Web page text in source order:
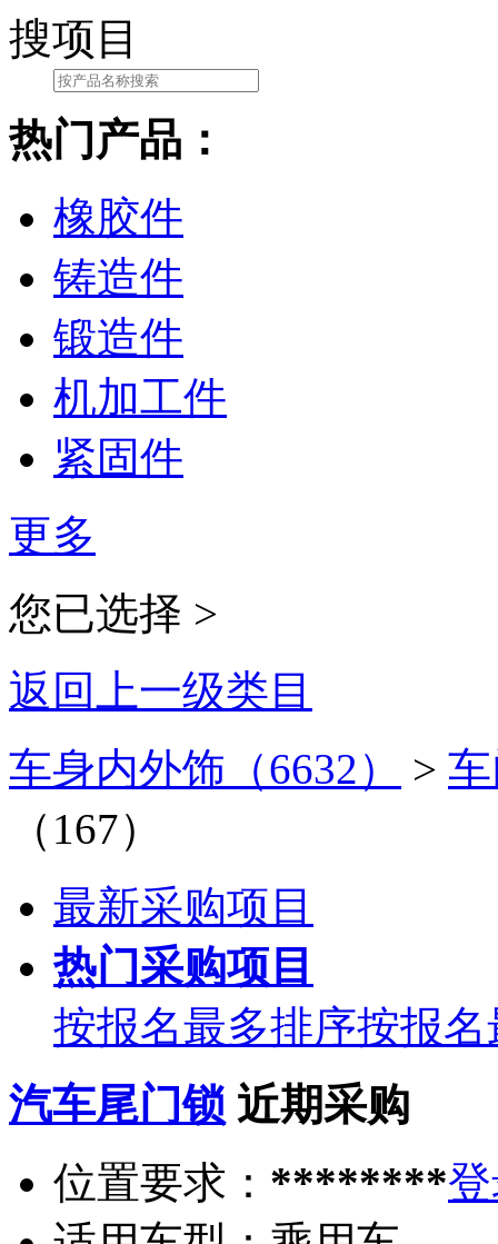
搜项目
热门产品：
橡胶件
铸造件
锻造件
机加工件
紧固件
更多
您已选择 >
返回上一级类目
车身内外饰（6632）
>
（167）
最新采购项目
热门采购项目
按报名最多排序按报
汽车尾门锁 近期采购
位置要求： ********